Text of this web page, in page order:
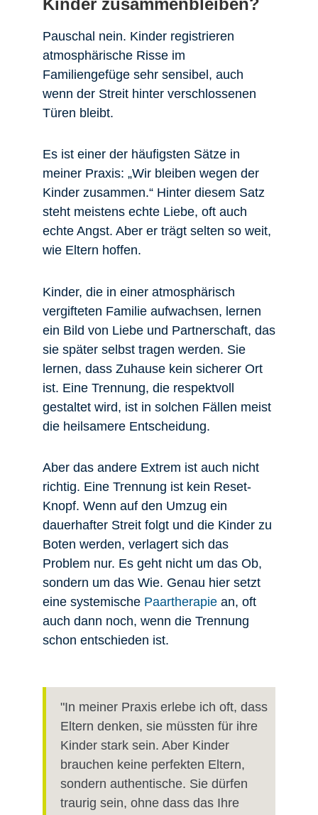
Kinder zusammenbleiben?
Pauschal nein. Kinder registrieren
atmosphärische Risse im
Familiengefüge sehr sensibel, auch
wenn der Streit hinter verschlossenen
Türen bleibt.
Es ist einer der häufigsten Sätze in
meiner Praxis: „Wir bleiben wegen der
Kinder zusammen.“ Hinter diesem Satz
steht meistens echte Liebe, oft auch
echte Angst. Aber er trägt selten so weit,
wie Eltern hoffen.
Kinder, die in einer atmosphärisch
vergifteten Familie aufwachsen, lernen
ein Bild von Liebe und Partnerschaft, das
sie später selbst tragen werden. Sie
lernen, dass Zuhause kein sicherer Ort
ist. Eine Trennung, die respektvoll
gestaltet wird, ist in solchen Fällen meist
die heilsamere Entscheidung.
Aber das andere Extrem ist auch nicht
richtig. Eine Trennung ist kein Reset-
Knopf. Wenn auf den Umzug ein
dauerhafter Streit folgt und die Kinder zu
Boten werden, verlagert sich das
Problem nur. Es geht nicht um das Ob,
sondern um das Wie. Genau hier setzt
eine systemische Paartherapie an, oft
auch dann noch, wenn die Trennung
schon entschieden ist.
"In meiner Praxis erlebe ich oft, dass
Eltern denken, sie müssten für ihre
Kinder stark sein. Aber Kinder
brauchen keine perfekten Eltern,
sondern authentische. Sie dürfen
traurig sein, ohne dass das Ihre